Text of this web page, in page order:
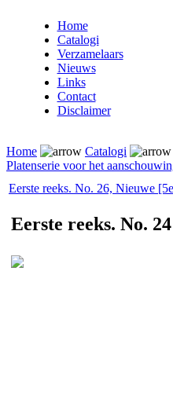
Home
Catalogi
Verzamelaars
Nieuws
Links
Contact
Disclaimer
Home Catalogi
Platenserie voor het
Eerste reeks. No. 26, Nieuwe
Eerste reeks. No.